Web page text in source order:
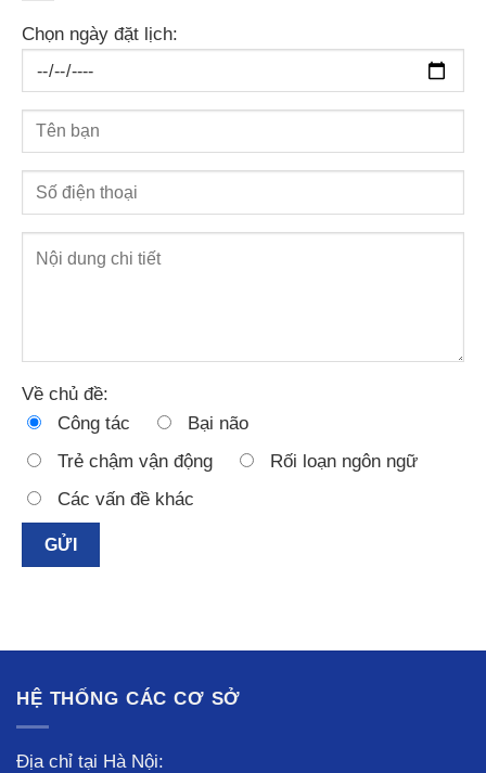
Chọn ngày đặt lịch:
Về chủ đề:
Công tác
Bại não
Trẻ chậm vận động
Rối loạn ngôn ngữ
Các vấn đề khác
HỆ THỐNG CÁC CƠ SỞ
Địa chỉ tại Hà Nội: